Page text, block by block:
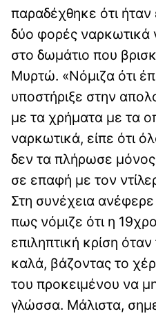
παραδέχθηκε ότι
δύο φορές ναρκωτικά
στο δωμάτιο που
Μυρτώ. «Νόμιζα ότι
υποστήριξε στην
με τα χρήματα με τα
ναρκωτικά, είπε ότι
δεν τα πλήρωσε
σε επαφή με τον
Στη συνέχεια
πως νόμιζε ότι η
επιληπτική κρίση
καλά, βάζοντας το
του προκειμένου να
γλώσσα. Μάλιστα,